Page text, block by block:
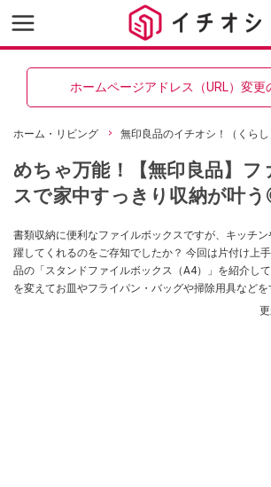
ホームページアドレス（URL）変更
ホーム・リビング 無印良品のイチオシ！（くらし
めちゃ万能！【無印良品】フ
スで家中すっきり収納が叶
書類収納に便利なファイルボックスですが、キッチ
躍してくれるのをご存知でしたか？ 今回は片付け上
品の「スタンドファイルボックス（A4）」を紹介し
を変えてお皿やフライパン・バッグや掃除用具など
きて取り出しやすくなる使い勝手抜群のアイテムだそ
更